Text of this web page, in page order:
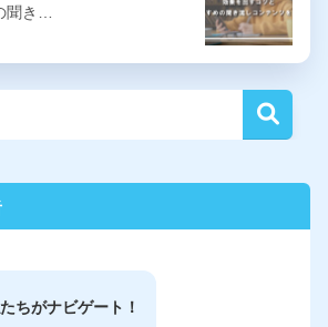
聞き…
ちがナビゲート！